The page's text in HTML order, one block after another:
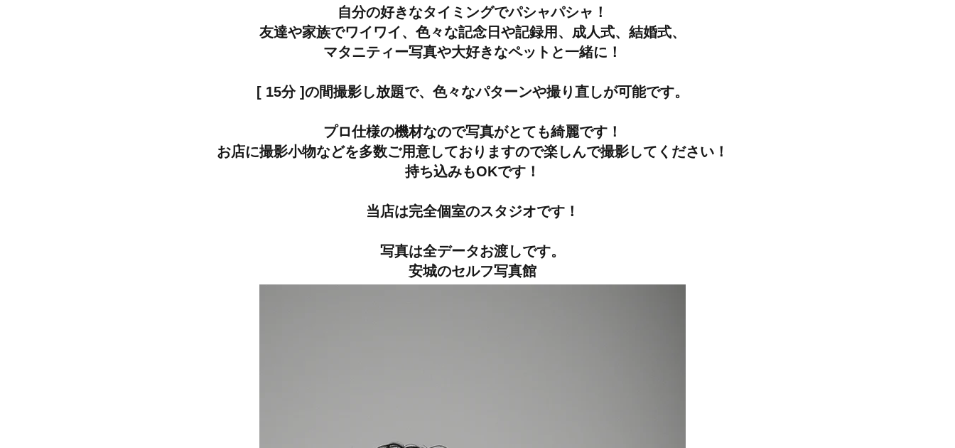
自分の好きなタイミングでパシャパシャ！
友達や家族でワイワイ、色々な記念日や記録用、成人式、結婚式、
マタニティー写真や大好きなペットと一緒に！
[ 15分 ]の間撮影し放題で、色々なパターンや撮り直しが可能です。
プロ仕様の機材なので写真がとても綺麗です！
​お店に撮影小物などを多数ご用意しておりますので楽しんで撮影してください！
持ち込みもOKです！
当店は完全個室のスタジオです！
写真は全データお渡しです。
安城のセルフ写真館